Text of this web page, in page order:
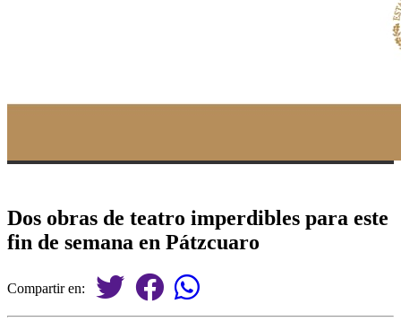
Dos obras de teatro imperdibles para este
fin de semana en Pátzcuaro
Compartir en: